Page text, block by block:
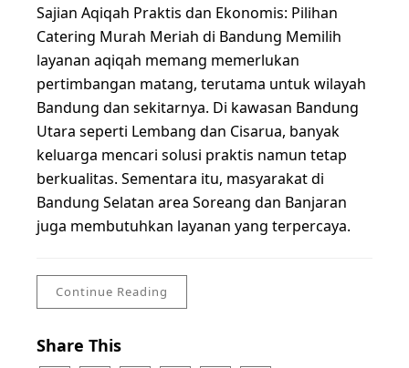
Sajian Aqiqah Praktis dan Ekonomis: Pilihan
Catering Murah Meriah di Bandung Memilih
layanan aqiqah memang memerlukan
pertimbangan matang, terutama untuk wilayah
Bandung dan sekitarnya. Di kawasan Bandung
Utara seperti Lembang dan Cisarua, banyak
keluarga mencari solusi praktis namun tetap
berkualitas. Sementara itu, masyarakat di
Bandung Selatan area Soreang dan Banjaran
juga membutuhkan layanan yang terpercaya.
Continue Reading
Share This